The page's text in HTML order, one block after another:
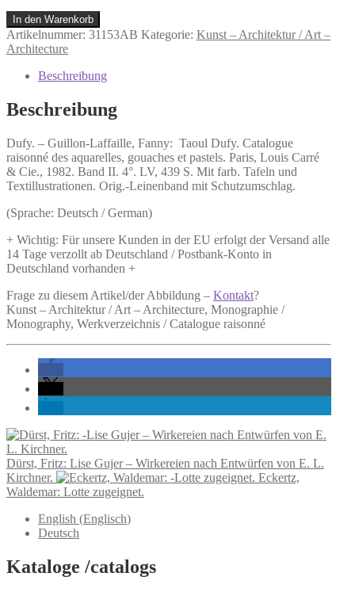
Guillon-
Laffaille,
Fanny:
Dufy.
In den Warenkorb
Artikelnummer: 31153AB Kategorie: Kunst – Architektur / Art –
Architecture
Beschreibung
Beschreibung
Dufy. – Guillon-Laffaille, Fanny: Taoul Dufy. Catalogue
raisonné des aquarelles, gouaches et pastels. Paris, Louis Carré
& Cie., 1982. Band II. 4°. LV, 439 S. Mit farb. Tafeln und
Textillustrationen. Orig.-Leinenband mit Schutzumschlag.
(Sprache: Deutsch / German)
+ Wichtig: Für unsere Kunden in der EU erfolgt der Versand alle
14 Tage verzollt ab Deutschland / Postbank-Konto in
Deutschland vorhanden +
Frage zu diesem Artikel/der Abbildung – Kontakt?
Kunst – Architektur / Art – Architecture, Monographie /
Monography, Werkverzeichnis / Catalogue raisonné
Dürst, Fritz: Lise Gujer – Wirkereien nach Entwürfen von E. L.
Kirchner.
Eckertz,
Waldemar: Lotte zugeignet.
English (Englisch)
Deutsch
Kataloge /catalogs